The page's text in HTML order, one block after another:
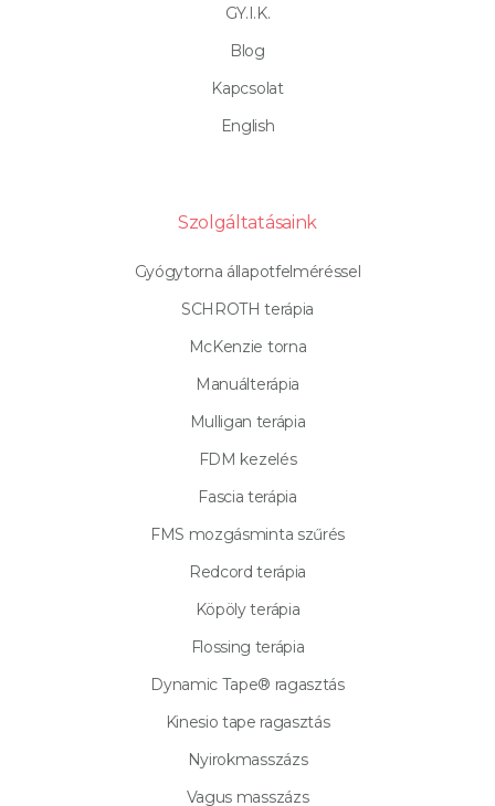
GY.I.K.
Blog
Kapcsolat
English
Szolgáltatásaink
Gyógytorna állapotfelméréssel
SCHROTH terápia
McKenzie torna
Manuálterápia
Mulligan terápia
FDM kezelés
Fascia terápia
FMS mozgásminta szűrés
Redcord terápia
Köpöly terápia
Flossing terápia
Dynamic Tape® ragasztás
Kinesio tape ragasztás
Nyirokmasszázs
Vagus masszázs